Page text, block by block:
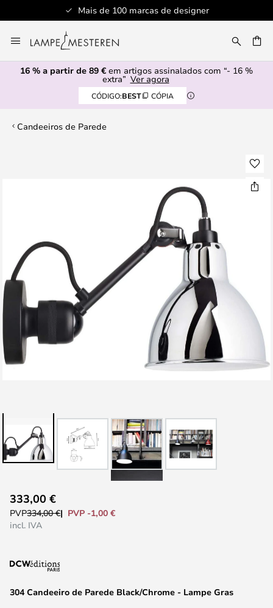
Mais de 100 marcas de designer
para
o
Conteúdo
16 % a partir de 89 € em artigos assinalados com “- 16 %
extra” Ver agora
CÓDIGO:BEST CÓPIA
Candeeiros de Parede
imagens
para
Galeria
imagens
304 Candeeiro de Parede Black/Chrome - Lampe Gras
333,00 €
PVP334,00 €
PVP -1,00 €
incl. IVA